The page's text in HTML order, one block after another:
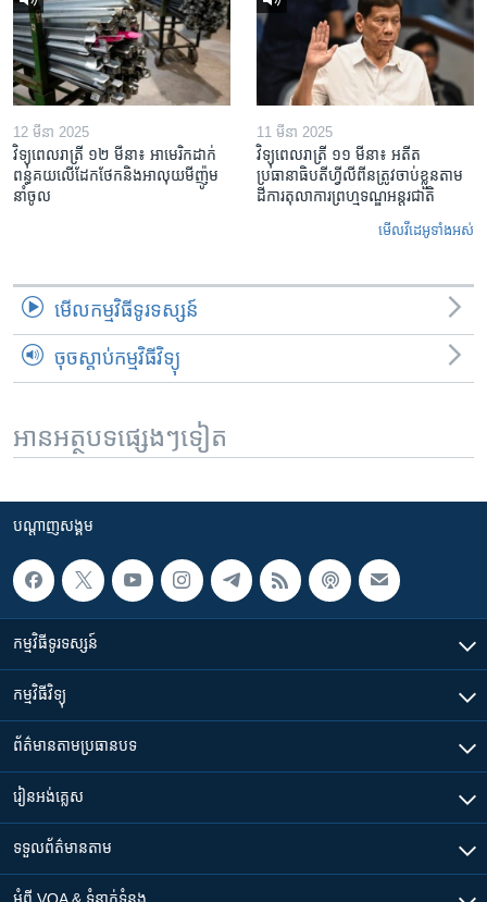
12 មីនា 2025
វិទ្យុពេលរាត្រី ១២ មីនា៖ អាមេរិក​ដាក់​
ពន្ធគយ​លើ​ដែកថែក​និង​អាលុយ​មីញ៉ូម​
នាំចូល
11 មីនា 2025
វិទ្យុពេលរាត្រី ១១ មីនា៖ អតីត​
ប្រធានាធិបតីហ្វីលីពីន​ត្រូវ​ចាប់ខ្លួនតាម
ដីការ​តុលាការ​ព្រហ្មទណ្ឌ​អន្តរជាតិ
មើល​វីដេអូ​ទាំង​អស់
មើល​កម្មវិធី​ទូរទស្សន៍
ចុចស្តាប់កម្មវិធីវិទ្យុ
អានអត្ថបទផ្សេងៗទៀត
បណ្តាញ​សង្គម
កម្មវិធី​ទូរទស្សន៍
កម្មវិធី​វិទ្យុ
ព័ត៌មាន​តាមប្រធានបទ​
រៀន​​អង់គ្លេស
ទទួល​ព័ត៌មាន​តាម
អំពី​ VOA & ទំនាក់ទំនង